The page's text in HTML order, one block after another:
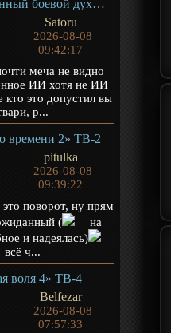
«Несравненный боевой дух 2» ТВ-2
Satoru
2026-08-08
09:42:17
меча не видно
ИИ хотя не ИИ
кто это допустил вы
р...
времени 2» ТВ-2
pitulka
2026-08-08
09:39:22
это поворот, ну прям
(
на
и надеялась)
всё ч...
воля 4» ТВ-4
Belfezar
2026-08-08
07:57:33